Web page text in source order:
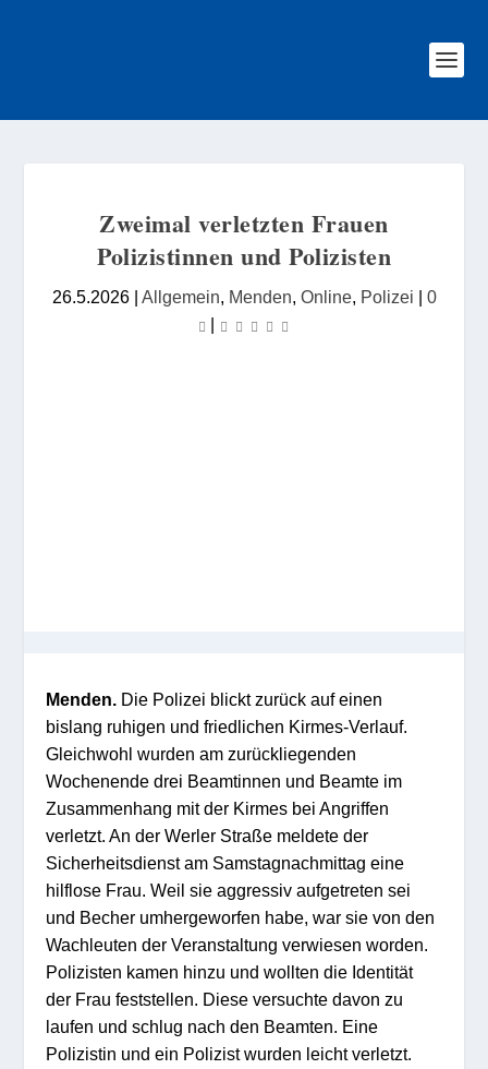
Zweimal verletzten Frauen
Polizistinnen und Polizisten
26.5.2026| Allgemein, Menden, Online, Polizei | 0
|
Menden. Die Polizei blickt zurück auf einen
bislang ruhigen und friedlichen Kirmes-Verlauf.
Gleichwohl wurden am zurückliegenden
Wochenende drei Beamtinnen und Beamte im
Zusammenhang mit der Kirmes bei Angriffen
verletzt. An der Werler Straße meldete der
Sicherheitsdienst am Samstagnachmittag eine
hilflose Frau. Weil sie aggressiv aufgetreten sei
und Becher umhergeworfen habe, war sie von den
Wachleuten der Veranstaltung verwiesen worden.
Polizisten kamen hinzu und wollten die Identität
der Frau feststellen. Diese versuchte davon zu
laufen und schlug nach den Beamten. Eine
Polizistin und ein Polizist wurden leicht verletzt.